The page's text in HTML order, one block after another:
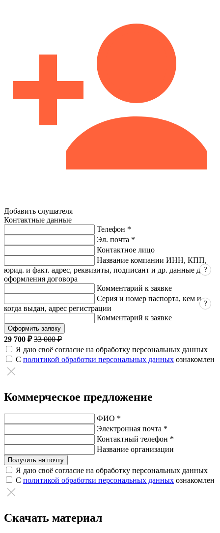
Добавить слушателя
Контактные данные
Телефон *
Эл. почта *
Контактное лицо
Название компании ИНН, КПП,
юрид. и факт. адрес, реквизиты, подписант и др. данные для
оформления договора
?
Комментарий к заявке
Серия и номер паспорта, кем и
когда выдан, адрес регистрации
?
Комментарий к заявке
Оформить заявку
29 700 ₽ 33 000 ₽
Я даю своё согласие на обработку персональных данных
С политикой обработки персональных данных ознакомлен
Коммерческое предложение
ФИО *
Электронная почта *
Контактный телефон *
Название организации
Получить на почту
Я даю своё согласие на обработку персональных данных
С политикой обработки персональных данных ознакомлен
Скачать материал